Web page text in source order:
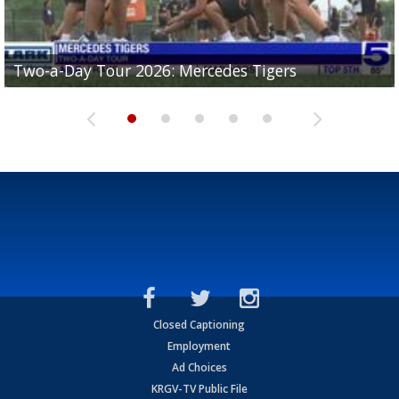
Two-a-Day Tour 2026: Mercedes Tigers
Two-a-Day Tour 2026: Progreso Red Ants
Two-a-Day Tour 2026: Donna Redskins
Two-a-Day Tour 2026: Brownsville Pace Vikings
Two-a-Day Tour 2026: La Joya Coyotes
Closed Captioning
Employment
Ad Choices
KRGV-TV Public File